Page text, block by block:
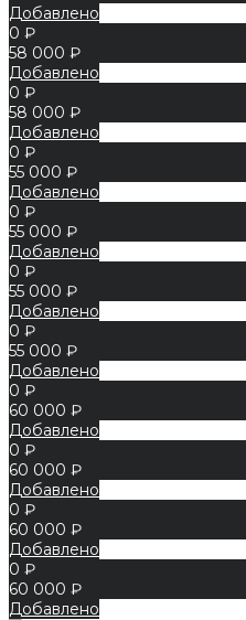
Добавлено
0 ₽
58 000 ₽
Добавлено
0 ₽
58 000 ₽
Добавлено
0 ₽
55 000 ₽
Добавлено
0 ₽
55 000 ₽
Добавлено
0 ₽
55 000 ₽
Добавлено
0 ₽
55 000 ₽
Добавлено
0 ₽
60 000 ₽
Добавлено
0 ₽
60 000 ₽
Добавлено
0 ₽
60 000 ₽
Добавлено
0 ₽
60 000 ₽
Добавлено